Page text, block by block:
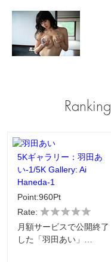
Ranking
5Kギャラリー：羽田あ
い-1/5K Gallery: Ai
Haneda-1
Point:960Pt
Rate:
月額サービスで公開終了
した「羽田あい」…